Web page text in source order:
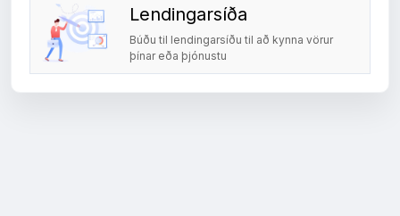
Lendingarsíða
Búðu til lendingarsíðu til að kynna vörur
þínar eða þjónustu